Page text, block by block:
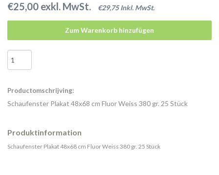
€25,00 exkl. MwSt. €29,75 Inkl. MwSt.
Zum Warenkorb hinzufügen
Productomschrijving:
Schaufenster Plakat 48x68 cm Fluor Weiss 380 gr. 25 Stück
Produktinformation
Schaufenster Plakat 48x68 cm Fluor Weiss 380 gr. 25 Stück